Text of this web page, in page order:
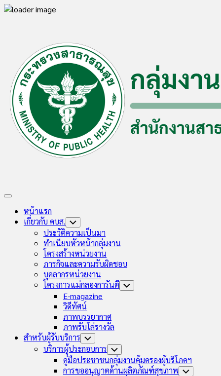
Expand
หน้าแรก
เกี่ยวกับ คบส. Toggle
Child
Menu
ประวัติความเป็นมา
ทำเนียบหัวหน้ากลุ่มงาน
โครงสร้างหน่วยงาน
ภารกิจและความรับผิดชอบ
บุคลากรหน่วยงาน
โครงการแม่กลองการันตี Toggle
E-magazine
วิดีทัศน์
ภาพบรรยากาศ
ภาพรับโล่รางวัล
สำหรับผู้รับบริการ Toggle
Child
Menu
บริการผู้ประกอบการ Toggle
Child
Menu
คู่มือประชาชนกลุ่มงานคุ้มครองผู้บริโภคฯ
การขออนุญาตด้านผลิตภัณฑ์สุขภาพ Toggle